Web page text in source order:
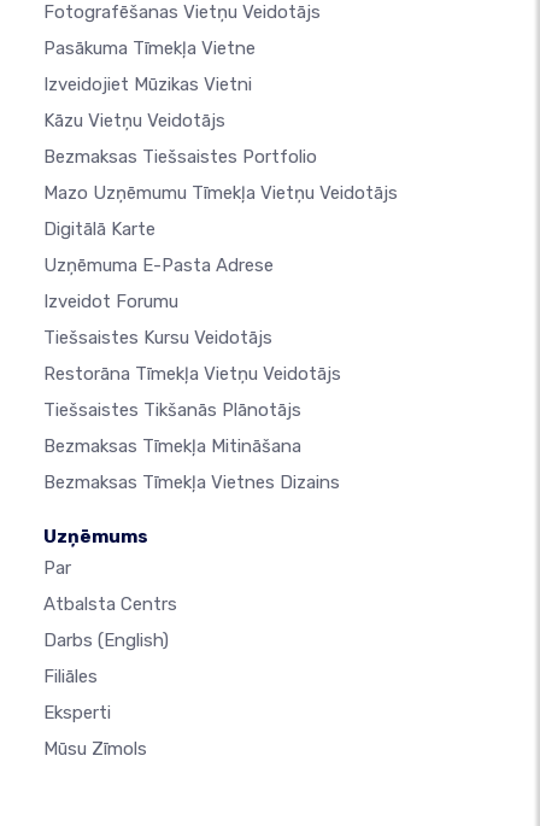
Fotografēšanas Vietņu Veidotājs
Pasākuma Tīmekļa Vietne
Izveidojiet Mūzikas Vietni
Kāzu Vietņu Veidotājs
Bezmaksas Tiešsaistes Portfolio
Mazo Uzņēmumu Tīmekļa Vietņu Veidotājs
Digitālā Karte
Uzņēmuma E-Pasta Adrese
Izveidot Forumu
Tiešsaistes Kursu Veidotājs
Restorāna Tīmekļa Vietņu Veidotājs
Tiešsaistes Tikšanās Plānotājs
Bezmaksas Tīmekļa Mitināšana
Bezmaksas Tīmekļa Vietnes Dizains
Uzņēmums
Par
Atbalsta Centrs
Darbs (English)
Filiāles
Eksperti
Mūsu Zīmols